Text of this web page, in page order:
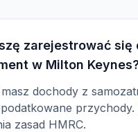
zarejestrować się
w Milton
masz dochody z
przychody.
zasad HMRC.